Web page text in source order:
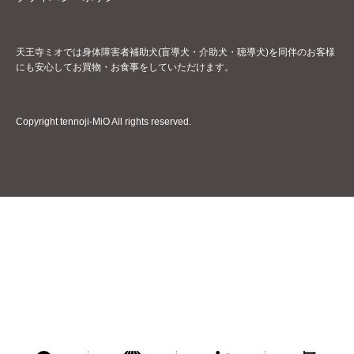
天王寺ミオでは身体障害者補助犬(盲導犬・介助犬・聴導犬)を同伴のお客様
にも安心してお買物・お食事をしていただけます。
Copyright tennoji-MiO All rights reserved.